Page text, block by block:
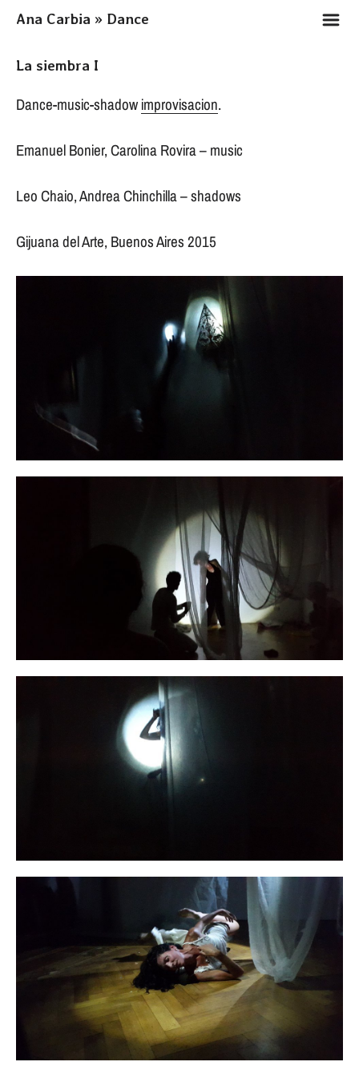
Ana Carbia » Dance m
La siembra I
Dance-music-shadow improvisacion.
Emanuel Bonier, Carolina Rovira – music
Leo Chaio, Andrea Chinchilla – shadows
Gijuana del Arte, Buenos Aires 2015